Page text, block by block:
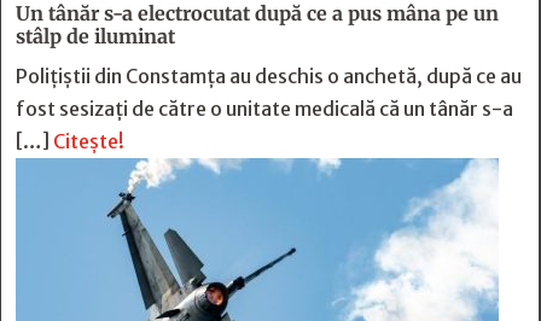
Un tânăr s-a electrocutat după ce a pus mâna pe un
stâlp de iluminat
Poliţiştii din Constamţa au deschis o anchetă, după ce au
fost sesizaţi de către o unitate medicală că un tânăr s-a
[…] Citește!